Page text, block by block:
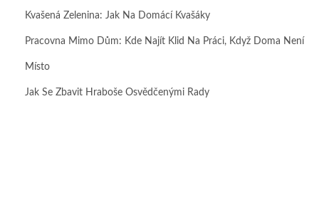
Kvašená Zelenina: Jak Na Domácí Kvašáky
Pracovna Mimo Dům: Kde Najít Klid Na Práci, Když Doma Není
Místo
Jak Se Zbavit Hraboše Osvědčenými Rady